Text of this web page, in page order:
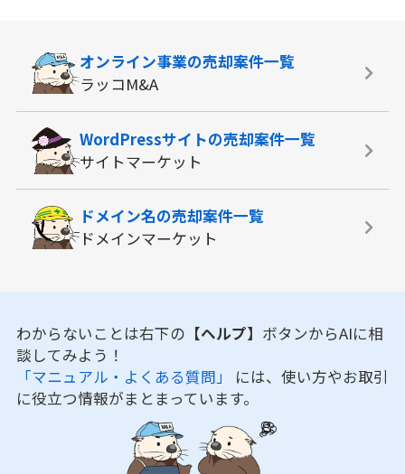
オンライン事業の売却案件一覧
ラッコM&A
WordPressサイトの売却案件一覧
サイトマーケット
ドメイン名の売却案件一覧
ドメインマーケット
わからないことは右下の 【ヘルプ】 ボタンからAIに相
談してみよう！
「マニュアル・よくある質問」 には、使い方やお取引
に役立つ情報がまとまっています。